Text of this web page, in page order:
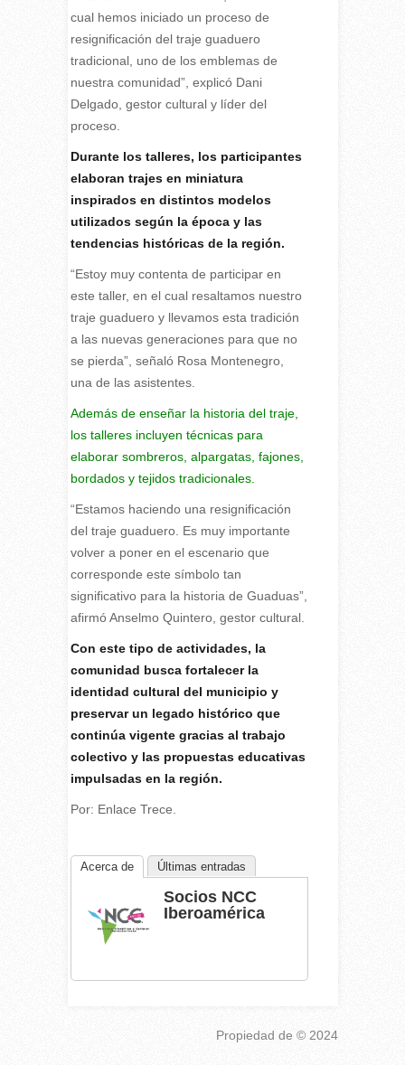
cual hemos iniciado un proceso de
resignificación del traje guaduero
tradicional, uno de los emblemas de
nuestra comunidad”, explicó Dani
Delgado, gestor cultural y líder del
proceso.
Durante los talleres, los participantes
elaboran trajes en miniatura
inspirados en distintos modelos
utilizados según la época y las
tendencias históricas de la región.
“Estoy muy contenta de participar en
este taller, en el cual resaltamos nuestro
traje guaduero y llevamos esta tradición
a las nuevas generaciones para que no
se pierda”, señaló Rosa Montenegro,
una de las asistentes.
Además de enseñar la historia del traje,
los talleres incluyen técnicas para
elaborar sombreros, alpargatas, fajones,
bordados y tejidos tradicionales.
“Estamos haciendo una resignificación
del traje guaduero. Es muy importante
volver a poner en el escenario que
corresponde este símbolo tan
significativo para la historia de Guaduas”,
afirmó Anselmo Quintero, gestor cultural.
Con este tipo de actividades, la
comunidad busca fortalecer la
identidad cultural del municipio y
preservar un legado histórico que
continúa vigente gracias al trabajo
colectivo y las propuestas educativas
impulsadas en la región.
Por: Enlace Trece.
Acerca de Últimas entradas
Socios NCC
Iberoamérica
Propiedad de © 2024